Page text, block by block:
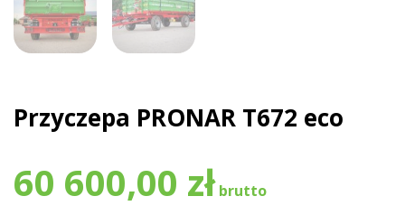
Przyczepa PRONAR T672 eco
60 600,00 zł